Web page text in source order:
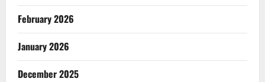
February 2026
January 2026
December 2025